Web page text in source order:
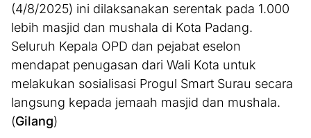
(4/8/2025) ini dilaksanakan serentak pada 1.000
lebih masjid dan mushala di Kota Padang.
Seluruh Kepala OPD dan pejabat eselon
mendapat penugasan dari Wali Kota untuk
melakukan sosialisasi Progul Smart Surau secara
langsung kepada jemaah masjid dan mushala.
(Gilang)